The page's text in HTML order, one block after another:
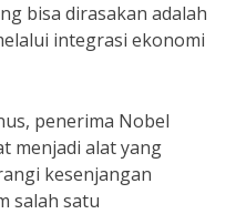
bisa dirasakan adalah
integrasi ekonomi
penerima Nobel
menjadi alat yang
kesenjangan
salah satu